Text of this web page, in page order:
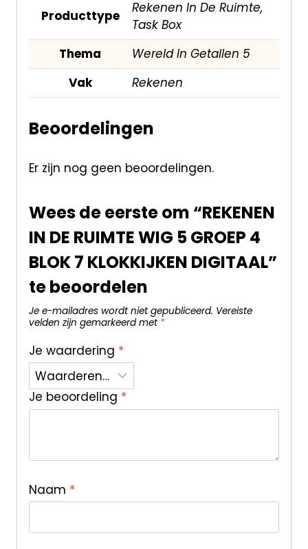
Producttype
Rekenen In De Ruimte,
Task Box
Thema
Wereld In Getallen 5
Vak
Rekenen
Beoordelingen
Er zijn nog geen beoordelingen.
Wees de eerste om “REKENEN
IN DE RUIMTE WIG 5 GROEP 4
BLOK 7 KLOKKIJKEN DIGITAAL”
te beoordelen
Je e-mailadres wordt niet gepubliceerd. Vereiste
velden zijn gemarkeerd met *
Je waardering *
Je beoordeling *
Naam *